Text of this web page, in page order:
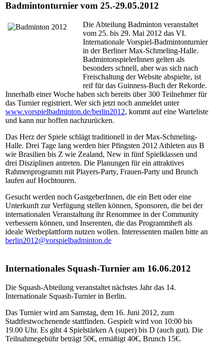
Badmintonturnier vom 25.-29.05.2012
Die Abteilung Badminton veranstaltet
vom 25. bis 29. Mai 2012 das VI.
Internationale Vorspiel-Badmintonturnier
in der Berliner Max-Schmeling-Halle.
BadmintonspielerInnen gelten als
besonders schnell, aber was sich nach
Freischaltung der Website abspielte, ist
reif für das Guinness-Buch der Rekorde.
Innerhalb einer Woche haben sich bereits über 300 Teilnehmer für
das Turnier registriert. Wer sich jetzt noch anmeldet unter
www.vorspielbadminton.de/berlin2012, kommt auf eine Warteliste
und kann nur hoffen nachzurücken.
Das Herz der Spiele schlägt traditionell in der Max-Schmeling-
Halle. Drei Tage lang werden hier Pfingsten 2012 Athleten aus B
wie Brasilien bis Z wie Zealand, New in fünf Spielklassen und
drei Disziplinen antreten. Die Planungen für ein attraktives
Rahmenprogramm mit Players-Party, Frauen-Party und Brunch
laufen auf Hochtouren.
Gesucht werden noch GastgeberInnen, die ein Bett oder eine
Unterkunft zur Verfügung stellen können, Sponsoren, die bei der
internationalen Veranstaltung ihr Renommee in der Community
verbessern können, und Inserenten, die das Programmheft als
ideale Werbeplattform nutzen wollen. Interessenten mailen bitte an
berlin2012@vorspielbadminton.de
Internationales Squash-Turnier am 16.06.2012
Die Squash-Abteilung veranstaltet nächstes Jahr das 14.
Internationale Squash-Turnier in Berlin.
Das Turnier wird am Samstag, dem 16. Juni 2012, zum
Stadtfestwochenende stattfinden. Gespielt wird von 10:00 bis
19.00 Uhr. Es gibt 4 Spielstärken A (super) bis D (auch gut). Die
Teilnahmegebühr beträgt 50€, ermäßigt 40€, Brunch 15€.